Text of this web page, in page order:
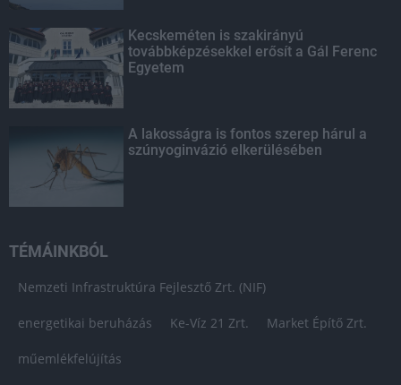
Kecskeméten is szakirányú
továbbképzésekkel erősít a Gál Ferenc
Egyetem
A lakosságra is fontos szerep hárul a
szúnyoginvázió elkerülésében
TÉMÁINKBÓL
Nemzeti Infrastruktúra Fejlesztő Zrt. (NIF)
energetikai beruházás Ke-Víz 21 Zrt. Market Építő Zrt.
műemlékfelújítás